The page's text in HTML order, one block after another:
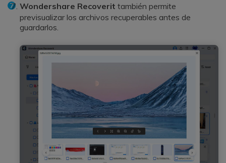
Wondershare Recoverit también permite
previsualizar los archivos recuperables antes de
guardarlos.